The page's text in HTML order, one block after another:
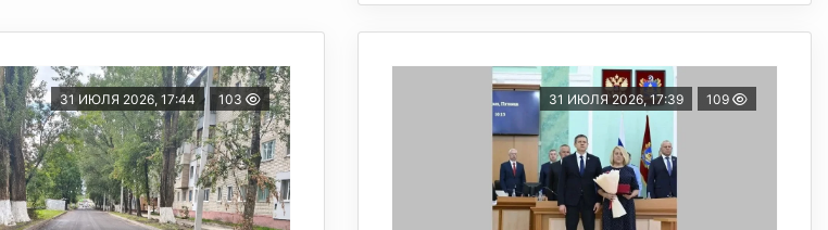
31 ИЮЛЯ 2026, 17:44 103 31 ИЮЛЯ 2026, 17:39 109